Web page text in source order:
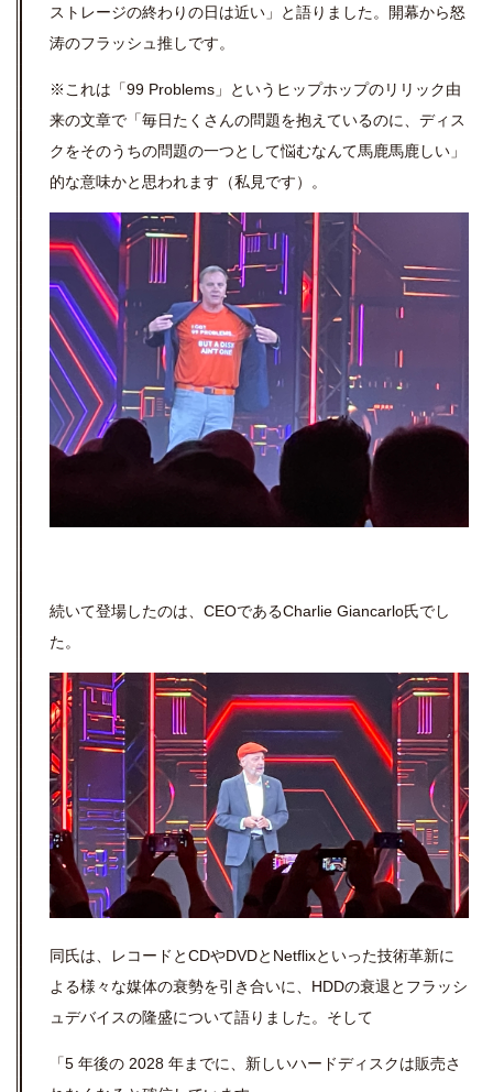
ストレージの終わりの日は近い」と語りました。開幕から怒
涛のフラッシュ推しです。
※これは「99 Problems」というヒップホップのリリック由
来の文章で「毎日たくさんの問題を抱えているのに、ディス
クをそのうちの問題の一つとして悩むなんて馬鹿馬鹿しい」
的な意味かと思われます（私見です）。
続いて登場したのは、CEOであるCharlie Giancarlo氏でし
た。
同氏は、レコードとCDやDVDとNetflixといった技術革新に
よる様々な媒体の衰勢を引き合いに、HDDの衰退とフラッシ
ュデバイスの隆盛について語りました。そして
「5 年後の 2028 年までに、新しいハードディスクは販売さ